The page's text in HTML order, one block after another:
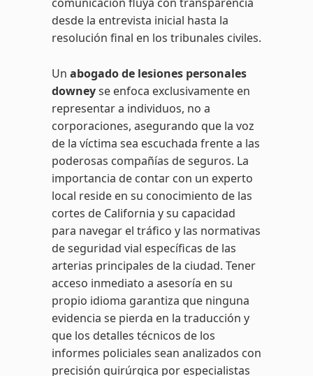
desde la entrevista inicial hasta la
resolución final en los tribunales civiles.
Un abogado de lesiones personales
downeyse enfoca exclusivamente en
representar a individuos, no a
corporaciones, asegurando que la voz
de la víctima sea escuchada frente a las
poderosas compañías de seguros. La
importancia de contar con un experto
local reside en su conocimiento de las
cortes de California y su capacidad
para navegar el tráfico y las normativas
de seguridad vial específicas de las
arterias principales de la ciudad. Tener
acceso inmediato a asesoría en su
propio idioma garantiza que ninguna
evidencia se pierda en la traducción y
que los detalles técnicos de los
informes policiales sean analizados con
precisión quirúrgica por especialistas